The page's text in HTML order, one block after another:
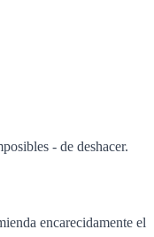
- de deshacer.
encarecidamente el